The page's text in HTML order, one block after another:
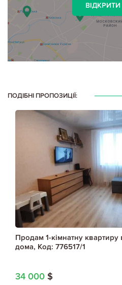
ПОДІБНІ ПРОПОЗИЦІЇ:
Продам 1-кімнатну
дома, Код: 776517/1
34 000 $